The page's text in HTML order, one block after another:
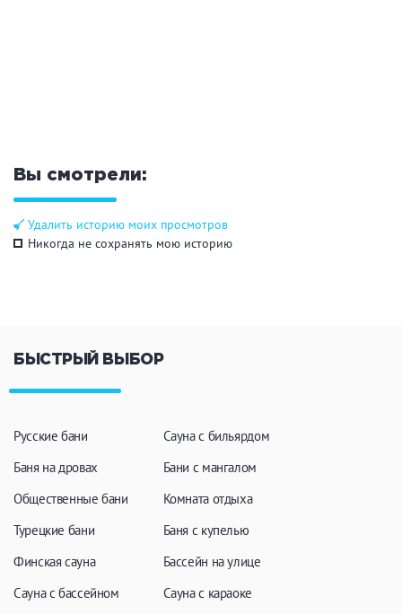
Аква-зона
Мангал/ барбекю
Со своей едой
Вы смотрели:
Удалить историю моих просмотров
Никогда не сохранять мою историю
БЫСТРЫЙ ВЫБОР
Русские бани
Баня на дровах
Общественные бани
Турецкие бани
Финская сауна
Сауна с бассейном
Сауна с бильярдом
Бани с мангалом
Комната отдыха
Баня с купелью
Бассейн на улице
Сауна с караоке